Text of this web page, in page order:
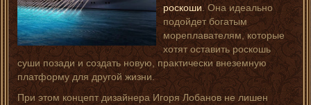
роскоши. Она идеально
подойдет богатым
мореплавателям, которые
хотят оставить роскошь
суши позади и создать новую, практически внеземную
платформу для другой жизни.
При этом концепт дизайнера Игоря Лобанов не лишен